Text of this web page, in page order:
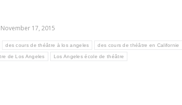
November 17, 2015
des cours de théâtre à los angeles des cours de théâtre en Californie
de Los Angeles Los Angeles école de théâtre